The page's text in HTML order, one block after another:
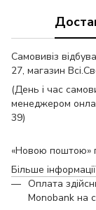
Самовивіз
27, магазин
(День і час
менеджером
39)
«Новою поштою»
Більше
Оплата
Monobank на